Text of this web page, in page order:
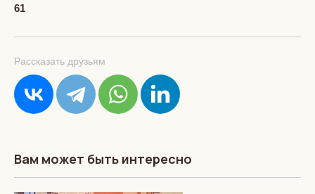
61
Рассказать друзьям
Вам может быть интересно